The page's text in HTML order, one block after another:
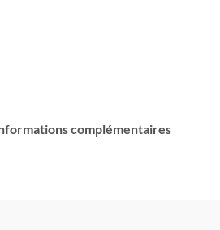
complémentaires